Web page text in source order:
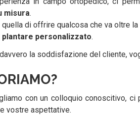
misura.
di offrire qualcosa che va oltre
personalizzato.
la soddisfazione del cliente,
con un colloquio conoscitivo,
vostre aspettative.